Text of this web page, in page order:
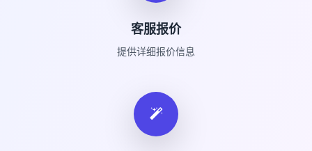
客服报价
提供详细报价信息